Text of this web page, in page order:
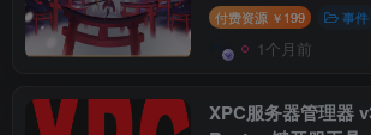
付费资源 ￥ 199 事件
1个月前
XPC服务器管理器